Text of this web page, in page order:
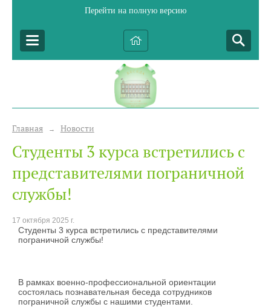
Перейти на полную версию
Главная → Новости
Студенты 3 курса встретились с
представителями пограничной
службы!
17 октября 2025 г.
Студенты 3 курса встретились с представителями
пограничной службы!
В рамках военно-профессиональной ориентации
состоялась познавательная беседа сотрудников
пограничной службы с нашими студентами.